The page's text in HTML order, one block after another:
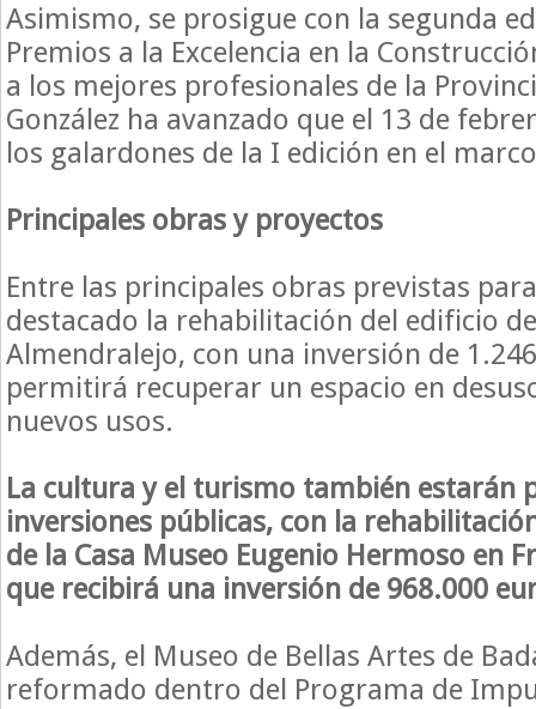
Asimismo, se prosigue con la segunda
Premios a la Excelencia en la
a los mejores profesionales de la
González ha avanzado que el 13 de
los galardones de la I edición en el
Principales obras y proyectos
Entre las principales obras previstas
destacado la rehabilitación del edificio
Almendralejo, con una inversión de
permitirá recuperar un espacio en
nuevos usos.
La cultura y el turismo también estarán
inversiones públicas, con la
de la Casa Museo Eugenio Hermoso en
que recibirá una inversión de 968.000
Además, el Museo de Bellas Artes de
reformado dentro del Programa de